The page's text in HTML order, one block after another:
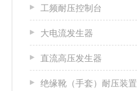
工频耐压控制台
大电流发生器
直流高压发生器
绝缘靴（手套）耐压装置